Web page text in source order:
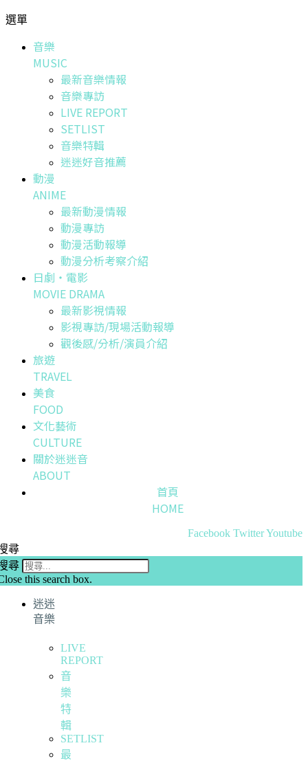
選單
音樂
MUSIC
最新音樂情報
音樂專訪
LIVE REPORT
SETLIST
音樂特輯
迷迷好音推薦
動漫
ANIME
最新動漫情報
動漫專訪
動漫活動報導
動漫分析考察介紹
日劇・電影
MOVIE DRAMA
最新影視情報
影視專訪/現場活動報導
觀後感/分析/演員介紹
旅遊
TRAVEL
美食
FOOD
文化藝術
CULTURE
關於迷迷音
ABOUT
首頁
HOME
Facebook TwitterYoutube
尋
尋
this search box.
迷迷
音樂
LIVE
REPORT
音
樂
特
輯
SETLIST
最